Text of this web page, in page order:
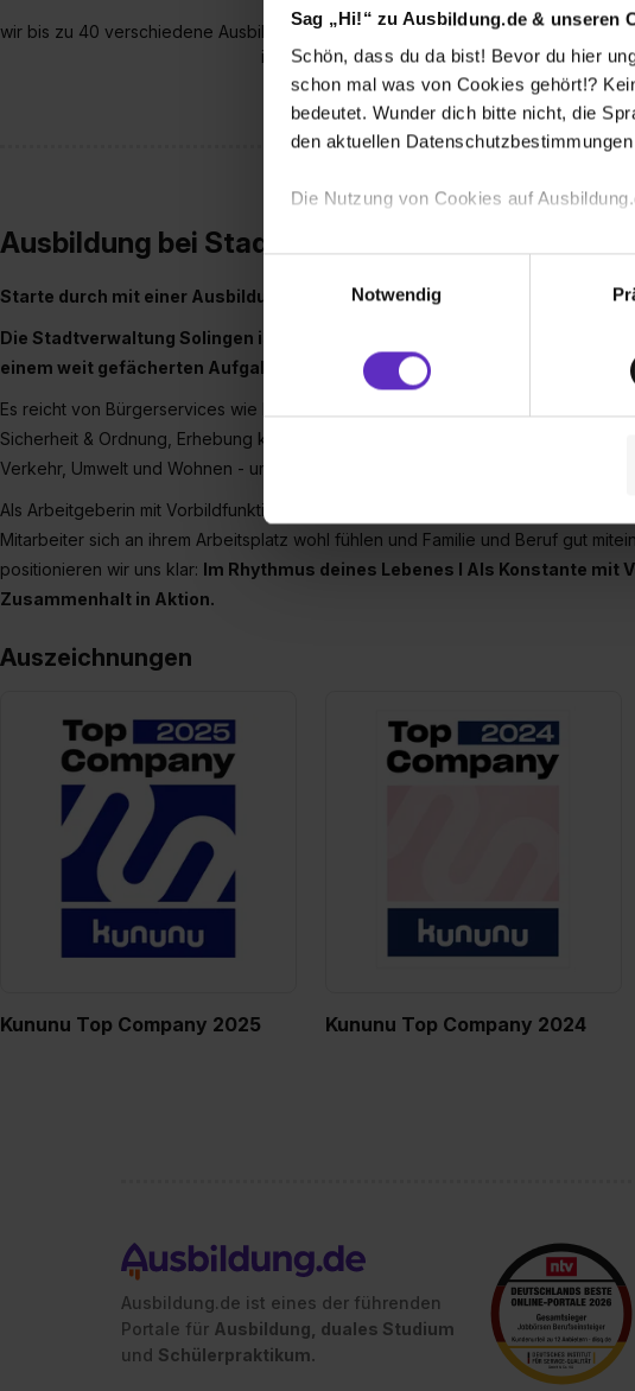
Sag „Hi!“ zu Ausbildung.de & unseren
Schön, dass du da bist! Bevor du hier
schon mal was von Cookies gehört!?
bedeutet. Wunder dich bitte nicht, die
den aktuellen
Die Nutzung von Cookies auf
Wir verwenden Cookies zur technischen
Webseite getroffenen Einstellungen zu
(„Statistiken“), um Informationen zu
Partner führen diese Informationen
zu. . In diesem Fall sowie bei der
Erlaubnis hierfür kannst du auch später
Verwendungszwecke zulassen, triff
Einwilligung zur Platzierung von
umfasst hierbei die Einwilligung zur
verfügen über kein angemessenes
jederzeit mit Wirkung für die Zukunft
„Datenschutz-Einstellungen“
„Details zeigen“. Weitere Informationen:
Notwendig
wir bis zu 40 verschiedene Ausbildungen und duale Studiengänge bei der Stadt
ist für jede Person etwas dabei, garantiert!
Ausbildung bei Stadt Solingen
Starte durch mit einer Ausbildung bei der Stadt Solingen!
Die Stadtverwaltung Solingen ist mit rund 3000 Beschäftigten eine
einem weit gefächerten Aufgabenspektrum.
Es reicht von Bürgerservices wie Einwohnermeldeamt, Pässen und Ausweisen
Sicherheit & Ordnung, Erhebung kommunaler Steuern, Soziales,
Verkehr, Umwelt und Wohnen - um nur einige der vielfältigen Aufgaben zu
Als Arbeitgeberin mit Vorbildfunktion setzt sich die Stadt Solingen intensiv dafür
Mitarbeiter sich an ihrem Arbeitsplatz wohl fühlen und Familie und Beruf gut
positionieren wir uns klar: Im Rhythmus deines Lebenes I Als Konstante mit
Zusammenhalt in Aktion.
Auszeichnungen
Kununu Top Company 2025 Kununu Top Company 2024
Ausbildung.de ist eines der führenden
Portale für Ausbildung, duales Studium
und Schülerpraktikum.